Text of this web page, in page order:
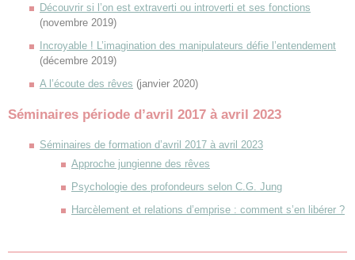
Découvrir si l’on est extraverti ou introverti et ses fonctions
(novembre 2019)
Incroyable ! L’imagination des manipulateurs défie l’entendement
(décembre 2019)
A l’écoute des rêves (janvier 2020)
Séminaires période d’avril 2017 à avril 2023
Séminaires de formation d’avril 2017 à avril 2023
Approche jungienne des rêves
Psychologie des profondeurs selon C.G. Jung
Harcèlement et relations d’emprise : comment s’en libérer ?